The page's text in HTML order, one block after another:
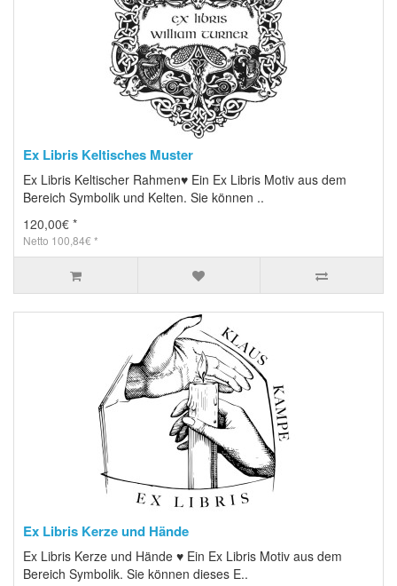
Ex Libris Keltisches Muster
Ex Libris Keltischer Rahmen♥ Ein Ex Libris Motiv aus dem
Bereich Symbolik und Kelten. Sie können ..
120,00€ *
Netto 100,84€ *
Ex Libris Kerze und Hände
Ex Libris Kerze und Hände ♥ Ein Ex Libris Motiv aus dem
Bereich Symbolik. Sie können dieses E..